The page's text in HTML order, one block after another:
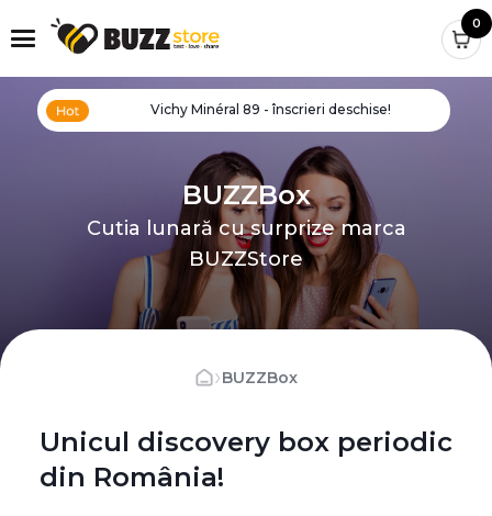
0
Vichy Minéral 89 - înscrieri deschise!
BUZZBox
Cutia lunară cu surprize marca
BUZZStore
›BUZZBox
Unicul discovery box periodic
din România!